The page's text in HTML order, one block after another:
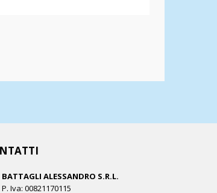
BATTAGLI ALESSANDRO S.R.L.
P. Iva: 00821170115